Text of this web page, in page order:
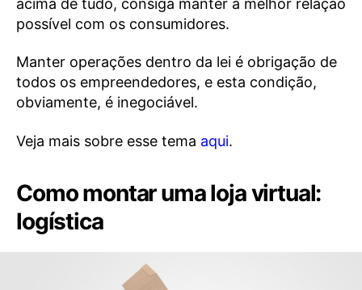
acima de tudo, consiga manter a melhor relação
possível com os consumidores.
Manter operações dentro da lei é obrigação de
todos os empreendedores, e esta condição,
obviamente, é inegociável.
Veja mais sobre esse tema aqui.
Como montar uma loja virtual:
logística